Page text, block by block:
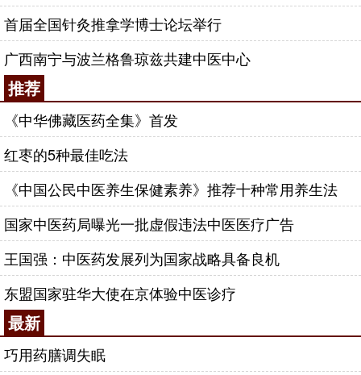
首届全国针灸推拿学博士论坛举行
广西南宁与波兰格鲁琼兹共建中医中心
推荐
《中华佛藏医药全集》首发
红枣的5种最佳吃法
《中国公民中医养生保健素养》推荐十种常用养生法
国家中医药局曝光一批虚假违法中医医疗广告
王国强：中医药发展列为国家战略具备良机
东盟国家驻华大使在京体验中医诊疗
最新
巧用药膳调失眠